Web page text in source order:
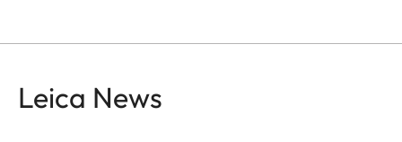
Leica News